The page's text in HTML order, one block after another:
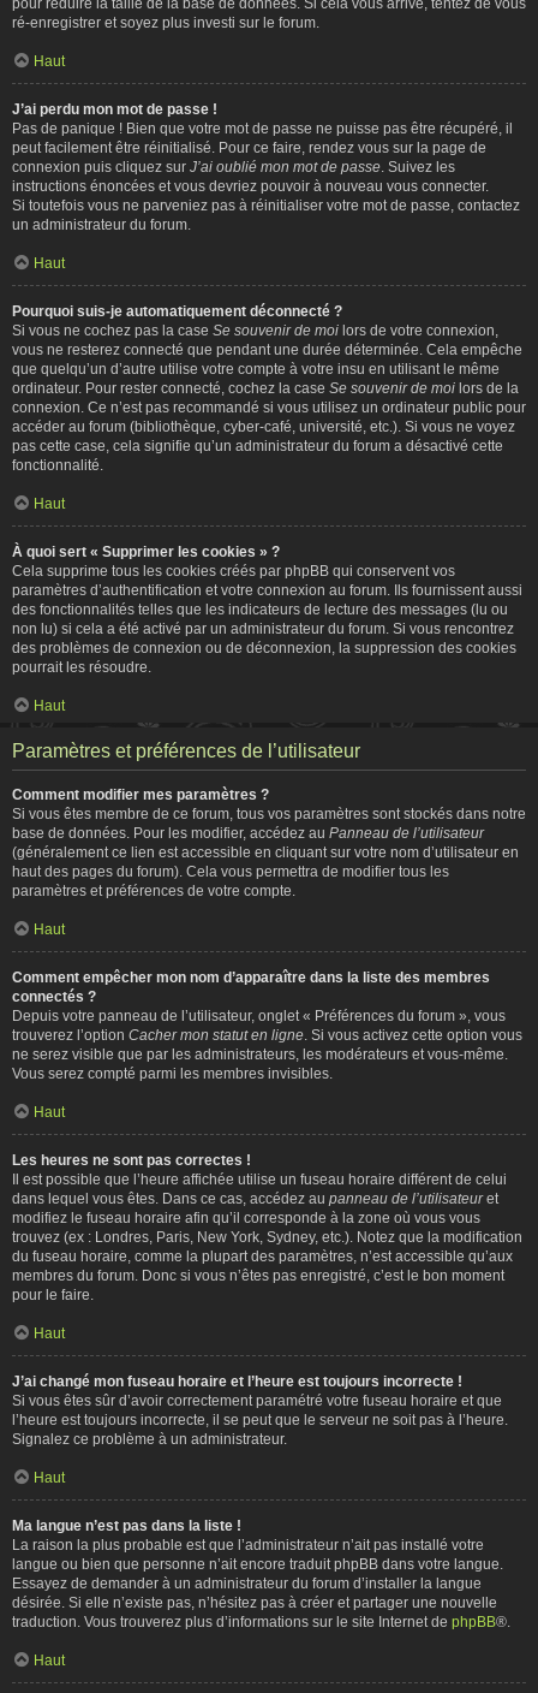
ré-enregistrer et soyez plus investi sur le forum.
Haut
J’ai perdu mon mot de passe !
Pas de panique ! Bien que votre mot de passe ne puisse pas être récupéré, il
peut facilement être réinitialisé. Pour ce faire, rendez vous sur la page de
connexion puis cliquez sur J’ai oublié mon mot de passe . Suivez les
instructions énoncées et vous devriez pouvoir à nouveau vous connecter.
Si toutefois vous ne parveniez pas à réinitialiser votre mot de passe, contactez
un administrateur du forum.
Haut
Pourquoi suis-je automatiquement déconnecté ?
Si vous ne cochez pas la case Se souvenir de moi lors de votre connexion,
vous ne resterez connecté que pendant une durée déterminée. Cela empêche
que quelqu’un d’autre utilise votre compte à votre insu en utilisant le même
ordinateur. Pour rester connecté, cochez la case Se souvenir de moi lors de la
connexion. Ce n’est pas recommandé si vous utilisez un ordinateur public pour
accéder au forum (bibliothèque, cyber-café, université, etc.). Si vous ne voyez
pas cette case, cela signifie qu’un administrateur du forum a désactivé cette
fonctionnalité.
Haut
À quoi sert « Supprimer les cookies » ?
Cela supprime tous les cookies créés par phpBB qui conservent vos
paramètres d’authentification et votre connexion au forum. Ils fournissent aussi
des fonctionnalités telles que les indicateurs de lecture des messages (lu ou
non lu) si cela a été activé par un administrateur du forum. Si vous rencontrez
des problèmes de connexion ou de déconnexion, la suppression des cookies
pourrait les résoudre.
Haut
Paramètres et préférences de l’utilisateur
Comment modifier mes paramètres ?
Si vous êtes membre de ce forum, tous vos paramètres sont stockés dans notre
base de données. Pour les modifier, accédez au Panneau de l’utilisateur
(généralement ce lien est accessible en cliquant sur votre nom d’utilisateur en
haut des pages du forum). Cela vous permettra de modifier tous les
paramètres et préférences de votre compte.
Haut
Comment empêcher mon nom d’apparaître dans la liste des membres
connectés ?
Depuis votre panneau de l’utilisateur, onglet « Préférences du forum », vous
trouverez l’option Cacher mon statut en ligne . Si vous activez cette option vous
ne serez visible que par les administrateurs, les modérateurs et vous-même.
Vous serez compté parmi les membres invisibles.
Haut
Les heures ne sont pas correctes !
Il est possible que l’heure affichée utilise un fuseau horaire différent de celui
dans lequel vous êtes. Dans ce cas, accédez au panneau de l’utilisateuret
modifiez le fuseau horaire afin qu’il corresponde à la zone où vous vous
trouvez (ex : Londres, Paris, New York, Sydney, etc.). Notez que la modification
du fuseau horaire, comme la plupart des paramètres, n’est accessible qu’aux
membres du forum. Donc si vous n’êtes pas enregistré, c’est le bon moment
pour le faire.
Haut
J’ai changé mon fuseau horaire et l’heure est toujours incorrecte !
Si vous êtes sûr d’avoir correctement paramétré votre fuseau horaire et que
l’heure est toujours incorrecte, il se peut que le serveur ne soit pas à l’heure.
Signalez ce problème à un administrateur.
Haut
Ma langue n’est pas dans la liste !
La raison la plus probable est que l’administrateur n’ait pas installé votre
langue ou bien que personne n’ait encore traduit phpBB dans votre langue.
Essayez de demander à un administrateur du forum d’installer la langue
désirée. Si elle n’existe pas, n’hésitez pas à créer et partager une nouvelle
traduction. Vous trouverez plus d’informations sur le site Internet de phpBB®.
Haut